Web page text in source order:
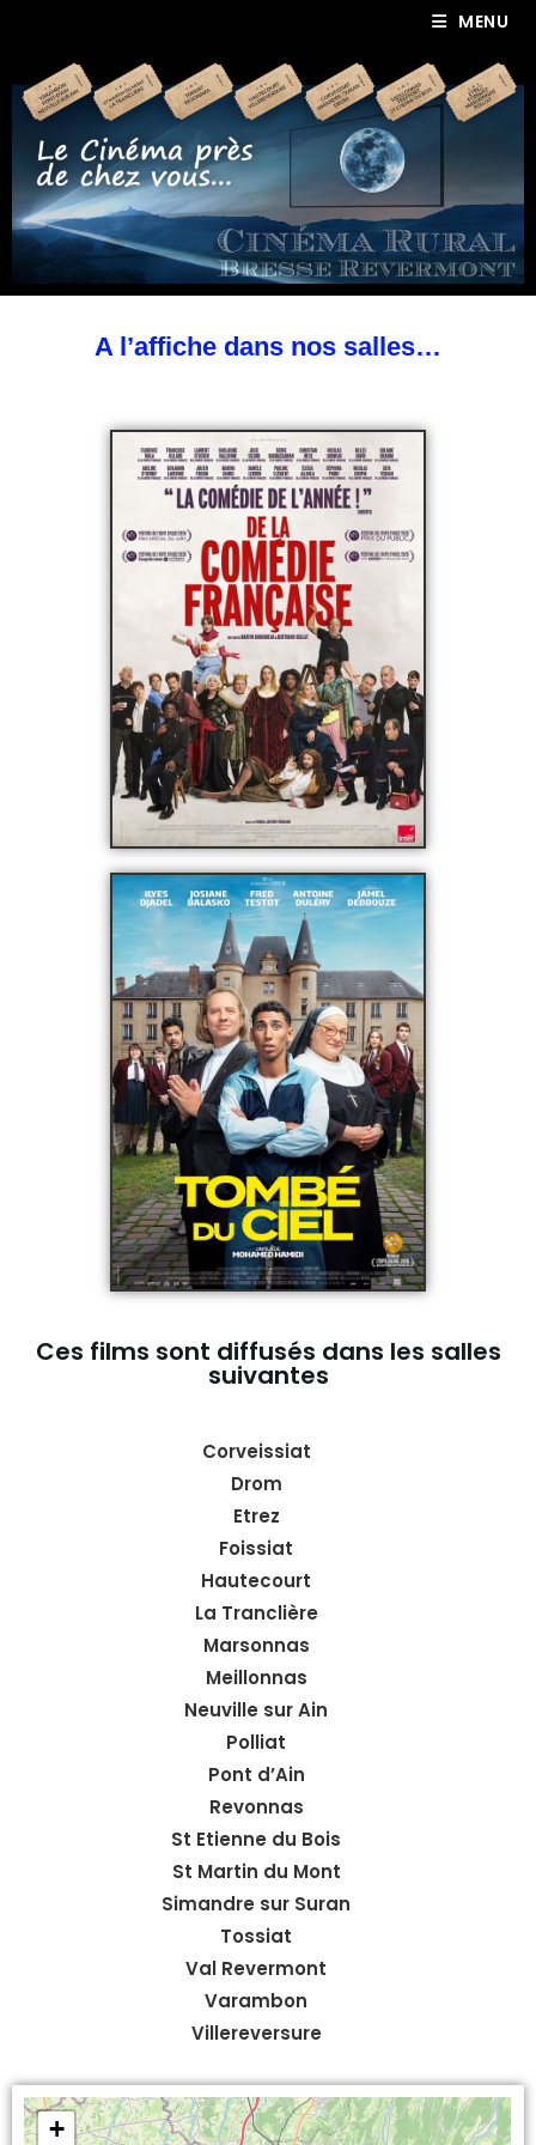
MENU
A l’affiche dans nos salles…
Ces films sont diffusés dans les salles
suivantes
Corveissiat
Drom
Etrez
Foissiat
Hautecourt
La Tranclière
Marsonnas
Meillonnas
Neuville sur Ain
Polliat
Pont d’Ain
Revonnas
St Etienne du Bois
St Martin du Mont
Simandre sur Suran
Tossiat
Val Revermont
Varambon
Villereversure
+